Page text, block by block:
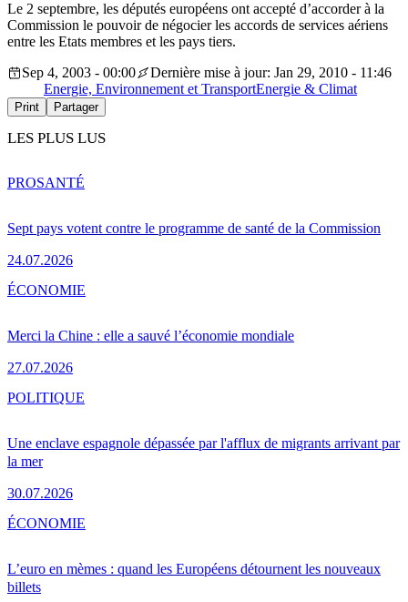
Le 2 septembre, les députés européens ont accepté d’accorder à la
Commission le pouvoir de négocier les accords de services aériens
entre les Etats membres et les pays tiers.
Sep 4, 2003 - 00:00
Dernière mise à jour: Jan 29, 2010 - 11:46
Energie, Environnement et TransportEnergie & Climat
Print Partager
LES PLUS LUS
Sept pays votent contre le programme de santé de la Commission
24.07.2026
PROSANTÉ
Merci la Chine : elle a sauvé l’économie mondiale
27.07.2026
ÉCONOMIE
Une enclave espagnole dépassée par l'afflux de migrants arrivant par
la mer
30.07.2026
POLITIQUE
L’euro en mèmes : quand les Européens détournent les nouveaux
billets
ÉCONOMIE